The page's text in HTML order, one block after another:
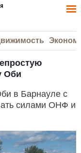
Оби
в Барнауле с
силами ОНФ и